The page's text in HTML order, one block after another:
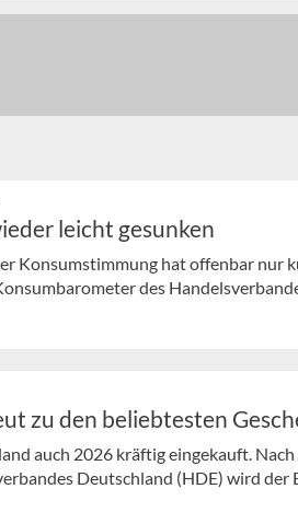
leicht gesunken
Konsumstimmung hat offenbar nur
des
zu den beliebtesten
auch 2026 kräftig eingekauft.
Deutschland (HDE) wird der